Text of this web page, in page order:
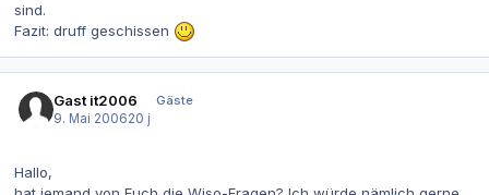
sind.
Fazit: druff geschissen
Gast it2006
Gäste
9. Mai 200620 j
Hallo,